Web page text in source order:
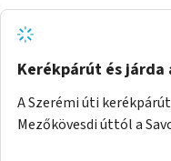
Kerékpárút és járda
A Szerémi úti
Mezőkövesdi úttól a